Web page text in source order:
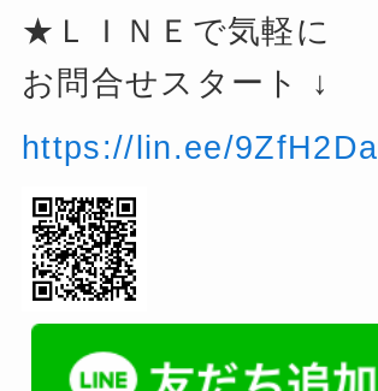
★ＬＩＮＥで気軽に
お問合せスタート ↓
https://lin.ee/9ZfH2Da